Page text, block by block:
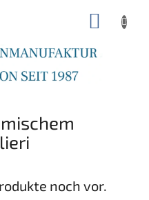
noch vor.